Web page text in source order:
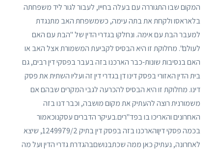
המקום שבו התגוררה עם בעלה בחייו, לעבור לגור ליד משפחתה
בלאראסו ולקחת את בתה עימה, כשמשפחת האב מתנגדת
למעבר הבת עם אימה. ונחלקו בגדרי הדין של "הבת עם האם
לעולם". מחלוקת זו היא הבסיס לקביעת המשמורת אצל האב או
האם בנסיבות שונות-כבר הארכנו בזה בעבר בפסקי דין רבים, גם
בית הדין האזורי בפסק דינו דן בגדרי דין זה ועליו השתית את פסק
דינו. מחלוקת זו היא הבסיס להכרעה לגבי המקרים שבהם אם
משמורנית רוצה להעתיק את מקום מושבה, וכבר דנו בזה
האחרונים והאריכו בו בפד"רים.בעיקר הדברים עסקנוכאמור
בכמה פסקי דיןוהארכנו בזה בפסק דין בתיק 1249979/2, שיצא
לאחרונה, נעתיק כאן ממה שכתבנושםבהגדרת גדרי הדין ועל מה